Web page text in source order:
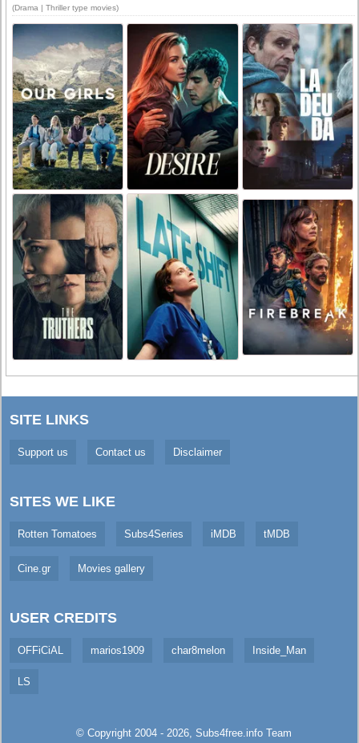
(Drama | Thriller type movies)
SITE LINKS
Support us Contact us Disclaimer
SITES WE LIKE
Rotten Tomatoes Subs4Series iMDB tMDB
Cine.gr Movies gallery
USER CREDITS
OFFiCiAL marios1909 char8melon Inside_Man
LS
© Copyright 2004 - 2026, Subs4free.infoTeam